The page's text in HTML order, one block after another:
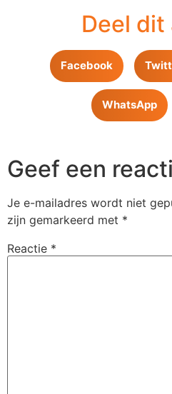
Deel dit
Facebook
WhatsApp
Geef een
Je e-mailadres wordt niet
zijn gemarkeerd met *
Reactie *